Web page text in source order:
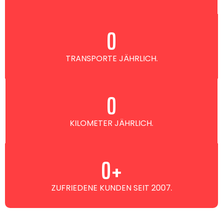
TRANSPORTE JÄHRLICH.
0
KILOMETER JÄHRLICH.
0
ZUFRIEDENE KUNDEN SEIT 2007.
0+